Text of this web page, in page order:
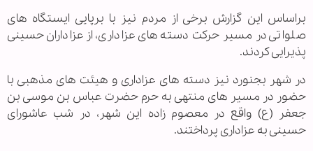
براساس این گزارش برخی از مردم نیز با برپایی ایستگاه های
صلواتی در مسیر حرکت دسته های عزاداری، از عزاداران حسینی
پذیرایی کردند.
در شهر بجنورد نیز دسته های عزاداری و هیئت های مذهبی با
حضور در مسیر های منتهی به حرم حضرت عباس بن موسی بن
جعفر (ع) واقع در معصوم زاده این شهر، در شب عاشورای
حسینی به عزاداری پرداختند.